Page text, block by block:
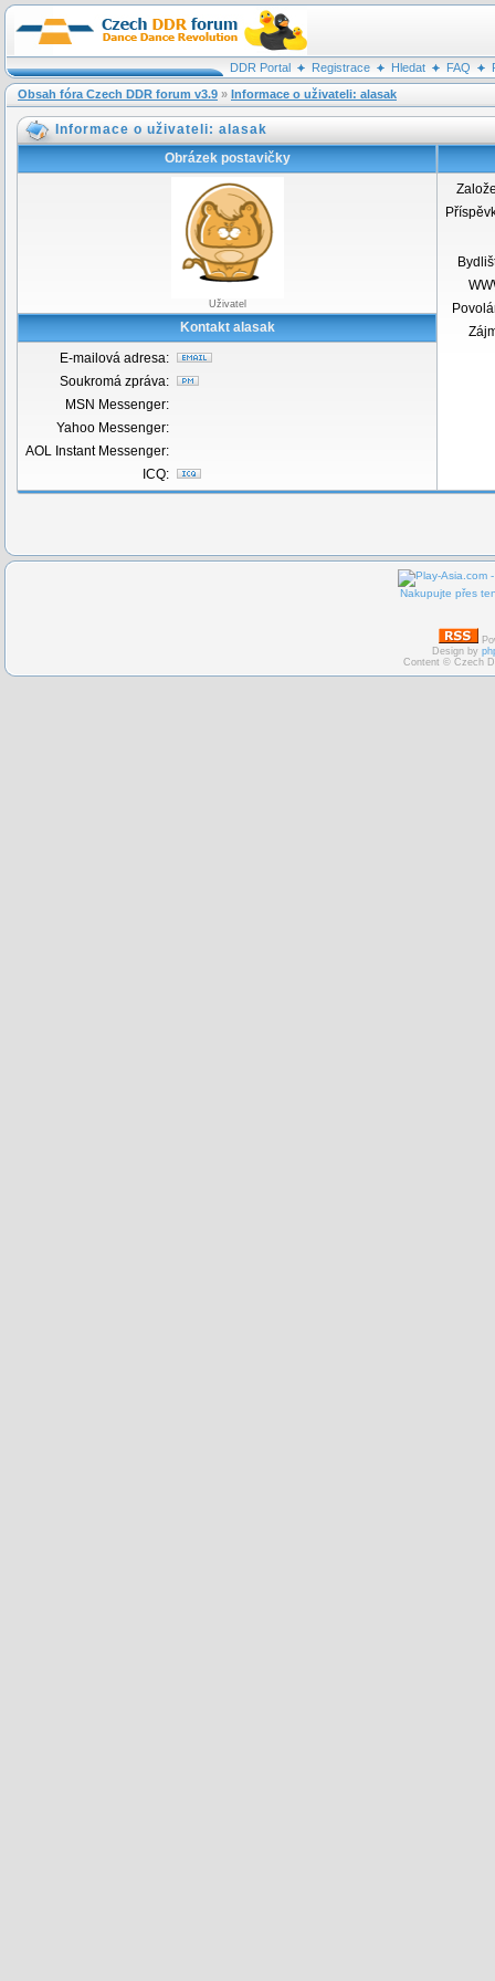
DDR Portal Registrace Hledat FAQ
Obsah fóra Czech DDR forum v3.9 » Informace o uživateli: alasak
Informace o uživateli: alasak
Obrázek postavičky
Uživatel
Kontakt alasak
E-mailová adresa:
Soukromá zpráva:
MSN Messenger:
Yahoo Messenger:
AOL Instant Messenger:
ICQ:
Nakupujte přes
Design by
Content © Czech